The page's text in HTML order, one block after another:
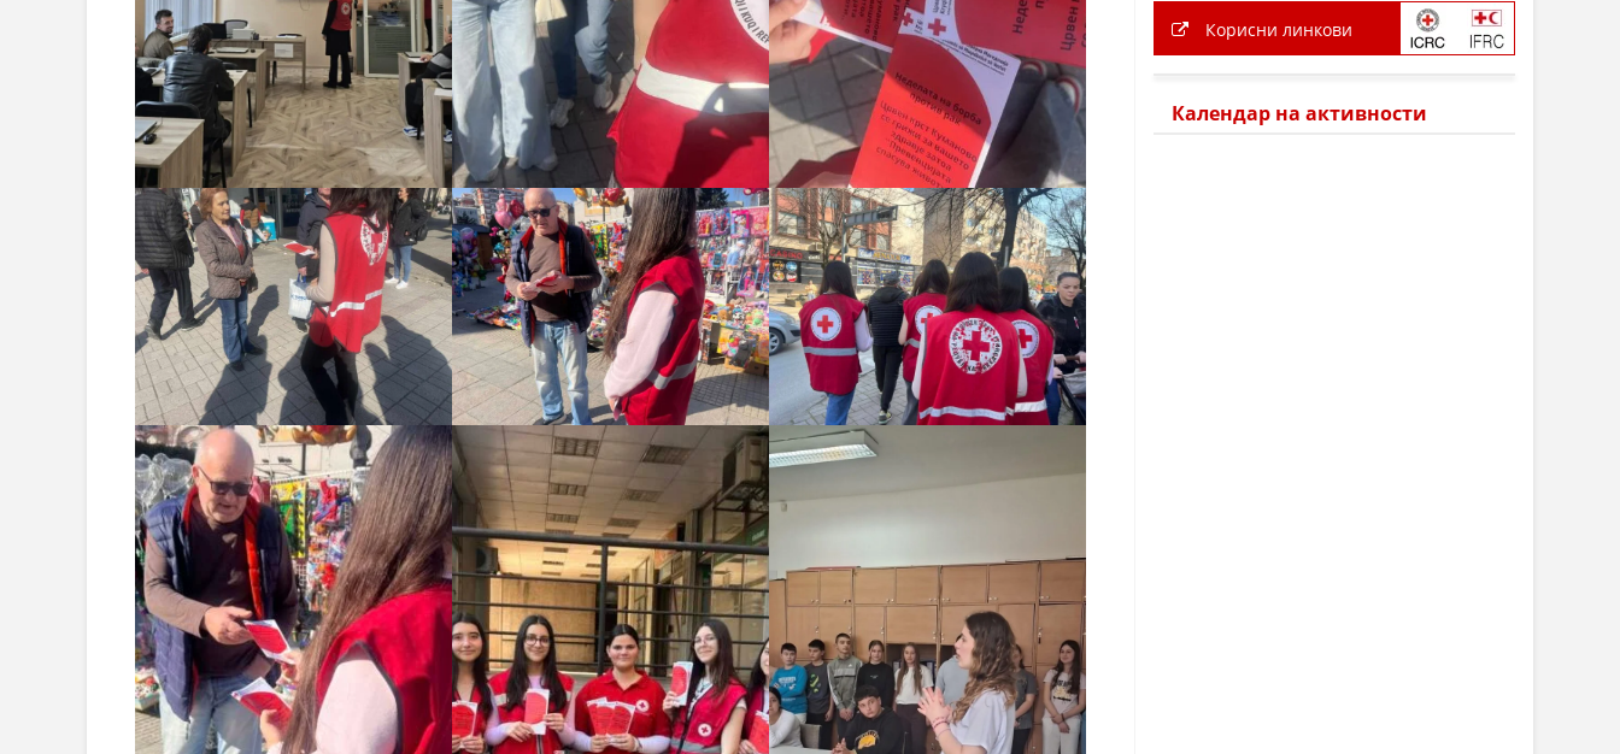
ПОДГОТВЕНОСТ И ДЕЈСТВО ПРИ КАТАСТРОФИ
ТИМ ЗА ОДГОВОР ПРИ КАТАСТРОФИ ПРИ ООЦК КУМАНОВО
ОДНОСИ СО ЈАВНОСТ
ИСТРАЖУВАЊЕ НА ЈАВНО МИСЛЕЊЕ
МЕЃУНАРОДНА СОРАБОТКА
ДОГОВОРИ
ЗНАЧЕЊЕ НА СЛУЖБАТА ЗА БАРАЊЕ
ФОРМУЛАРИ ЗА БАРАЊА
ЗДРАВСТВЕНО ПРЕВЕНТИВНА ДЕЈНОСТ
ПРВА ПОМОШ
КРВОДАРИТЕЛСТВО
ИНФОРМАЦИИ ЗА БОЛЕСТИ
УСЛУГИ
ЗА НАС
ДЕЈСТВУВАЊЕ
Корисни линкови
Календар на активности